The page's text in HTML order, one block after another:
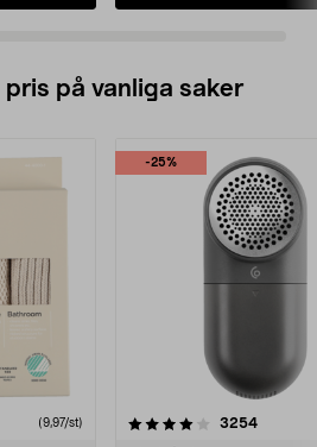
på vanliga saker
(9,97/st)
-25%
3254
4.5av 5 stjärnor